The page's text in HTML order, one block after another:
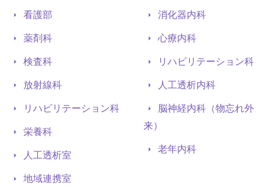
看護部
薬剤科
検査科
放射線科
リハビリテーション科
栄養科
人工透析室
地域連携室
消化器内科
心療内科
リハビリテーション科
人工透析内科
脳神経内科（物忘れ外
来）
老年内科